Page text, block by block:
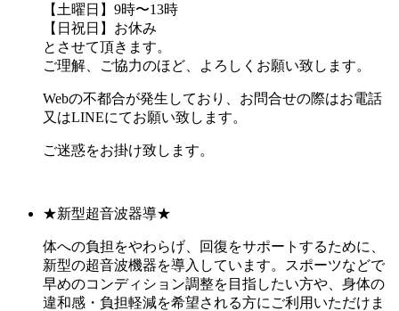
【土曜日】9時〜13時
【日祝日】お休み
とさせて頂きます。
ご理解、ご協力のほど、よろしくお願い致します。
Webの不都合が発生しており、お問合せの際はお電話
又はLINEにてお願い致します。
ご迷惑をお掛け致します。
★新型超音波器導★
体への負担をやわらげ、回復をサポートするために、
新型の超音波機器を導入しています。スポーツなどで
早めのコンディション調整を目指したい方や、身体の
違和感・負担軽減を希望される方にご利用いただけま